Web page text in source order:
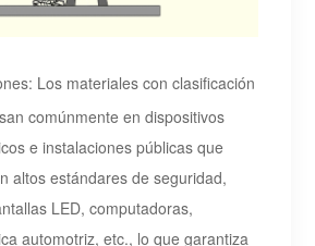
Los materiales con clasificación
comúnmente en dispositivos
e instalaciones públicas que
altos estándares de seguridad,
LED, computadoras,
automotriz, etc., lo que garantiza